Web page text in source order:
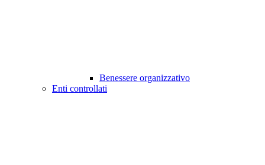
Benessere organizzativo
Enti controllati